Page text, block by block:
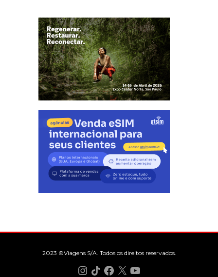
2023 ©Viagens S/A. Todos os direitos reservados.
Instagram
TikTokFacebook
X YouTube